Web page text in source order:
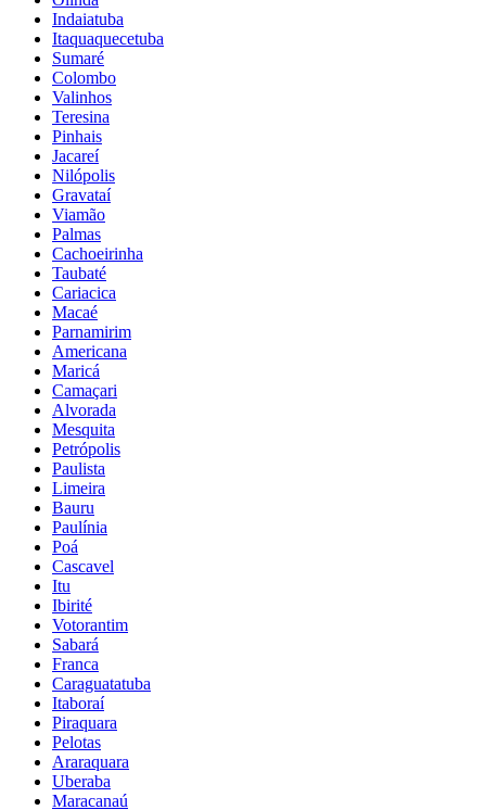
Indaiatuba
Itaquaquecetuba
Sumaré
Colombo
Valinhos
Teresina
Pinhais
Jacareí
Nilópolis
Gravataí
Viamão
Palmas
Cachoeirinha
Taubaté
Cariacica
Macaé
Parnamirim
Americana
Maricá
Camaçari
Alvorada
Mesquita
Petrópolis
Paulista
Limeira
Bauru
Paulínia
Poá
Cascavel
Itu
Ibirité
Votorantim
Sabará
Franca
Caraguatatuba
Itaboraí
Piraquara
Pelotas
Araraquara
Uberaba
Maracanaú